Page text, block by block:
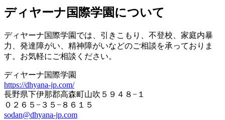
ディヤーナ国際学園について
ディヤーナ国際学園では、引きこもり、不登校、家庭内暴
力、発達障がい、精神障がいなどのご相談を承っておりま
す。お気軽にご相談ください。
ディヤーナ国際学園
https://dhyana-jp.com/
長野県下伊那郡高森町山吹５９４８−１
０２６５−３５−８６１５
sodan@dhyana-jp.com